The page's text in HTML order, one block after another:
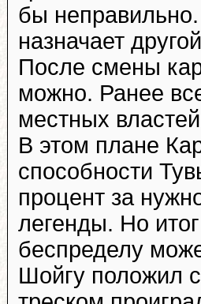
бы
назначает
После смены
можно. Ранее
местных
В этом плане
способности
процент за
легенды. Но
беспределу
Шойгу положил